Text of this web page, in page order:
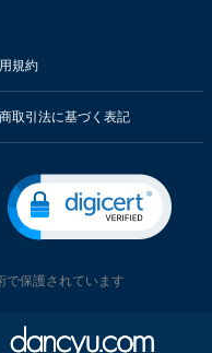
規約
取引法に基づく表記
で保護されています